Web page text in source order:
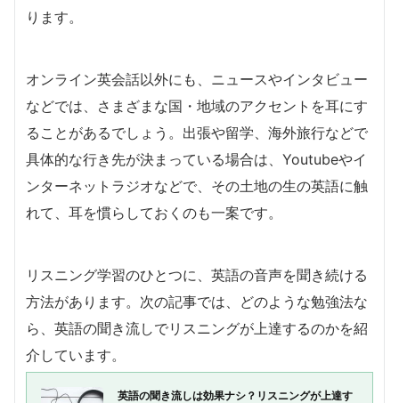
ります。
オンライン英会話以外にも、ニュースやインタビュー
などでは、さまざまな国・地域のアクセントを耳にす
ることがあるでしょう。出張や留学、海外旅行などで
具体的な行き先が決まっている場合は、Youtubeやイ
ンターネットラジオなどで、その土地の生の英語に触
れて、耳を慣らしておくのも一案です。
リスニング学習のひとつに、英語の音声を聞き続ける
方法があります。次の記事では、どのような勉強法な
ら、英語の聞き流しでリスニングが上達するのかを紹
介しています。
英語の聞き流しは効果ナシ？リスニングが上達す